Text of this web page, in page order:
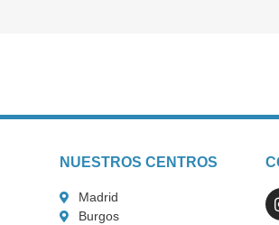
NUESTROS CENTROS
Madrid
Burgos